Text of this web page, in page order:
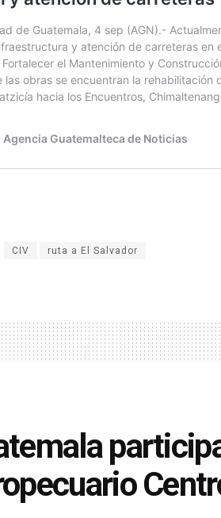
CIV ruta a El Salvador